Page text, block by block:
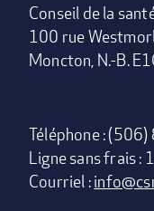
Conseil de la
100 rue
Moncton, N.-B.
Téléphone :
Ligne sans frais
Courriel :